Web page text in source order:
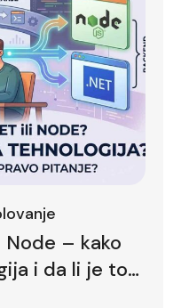
Node – kako
i da li je to